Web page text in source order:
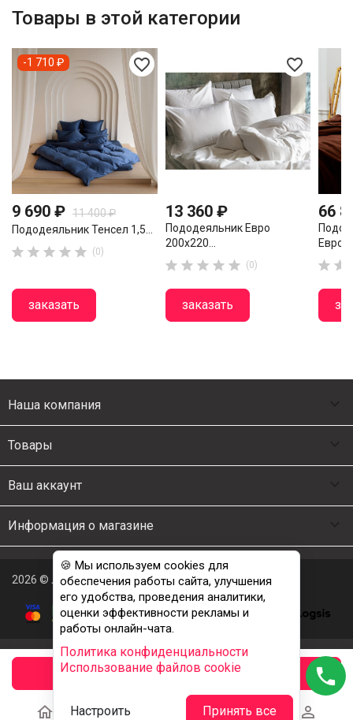
Товары в этой категории
favorite_border
9 690 ₽ 11 400 ₽
Пододеяльник Тенсел 1,5...
     (0)
заказать
-1 710 ₽ favorite_border
13 360 ₽
Пододеяльник Евро
200х220...
     (0)
заказать
66
Евро...
 
Наша компания
Товары
Ваш аккаунт
Информация о магазине
2026 © Люкс Постель
🍪 Мы используем cookies для
обеспечения работы сайта, улучшения
его удобства, проведения аналитики,
оценки эффективности рекламы и
работы онлайн-чата.
Политика конфиденциальности
Использование файлов cookie
Настроить Принять все
phone
заказать
   